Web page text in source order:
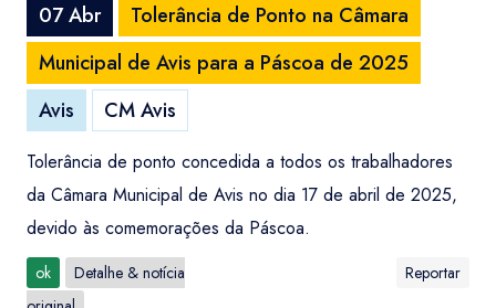
07 Abr
Tolerância de Ponto na Câmara
Municipal de Avis para a Páscoa de 2025
Avis
CM Avis
Tolerância de ponto concedida a todos os trabalhadores
da Câmara Municipal de Avis no dia 17 de abril de 2025,
devido às comemorações da Páscoa.
ok
Detalhe & notícia
Reportar